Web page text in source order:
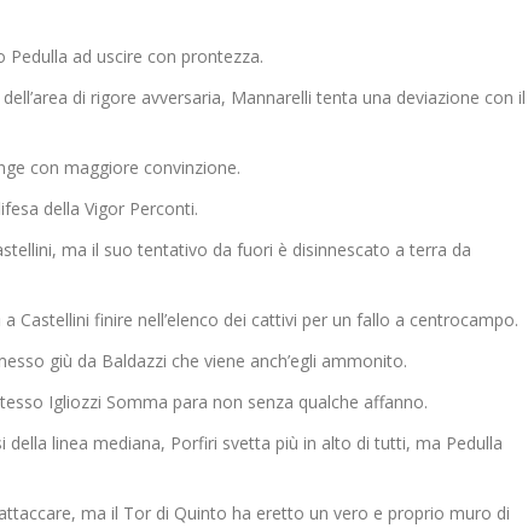
ad uscire con prontezza.
di rigore avversaria, Mannarelli tenta una deviazione con il
con maggiore convinzione.
della Vigor Perconti.
ma il suo tentativo da fuori è disinnescato a terra da
Castellini finire nell’elenco dei cattivi per un fallo a centrocampo.
giù da Baldazzi che viene anch’egli ammonito.
Igliozzi Somma para non senza qualche affanno.
linea mediana, Porfiri svetta più in alto di tutti, ma Pedulla
ma il Tor di Quinto ha eretto un vero e proprio muro di